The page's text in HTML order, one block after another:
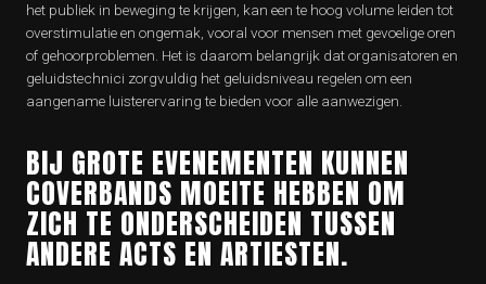
het publiek in beweging te krijgen, kan een te hoog volume leiden tot
overstimulatie en ongemak, vooral voor mensen met gevoelige oren
of gehoorproblemen. Het is daarom belangrijk dat organisatoren en
geluidstechnici zorgvuldig het geluidsniveau regelen om een
aangename luisterervaring te bieden voor alle aanwezigen.
BIJ GROTE EVENEMENTEN KUNNEN
COVERBANDS MOEITE HEBBEN OM
ZICH TE ONDERSCHEIDEN TUSSEN
ANDERE ACTS EN ARTIESTEN.